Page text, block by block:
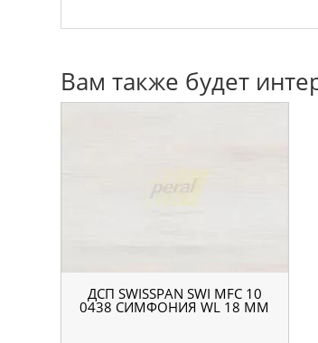
Вам также будет
ДСП SWISSPAN SWI MFC 10
0438 СИМФОНИЯ WL 18 ММ